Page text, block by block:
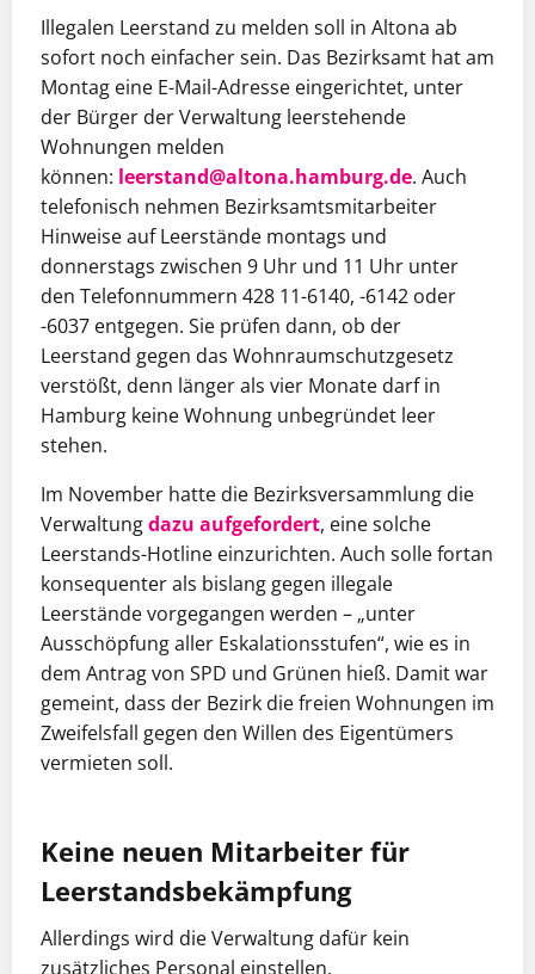
Illegalen Leerstand zu melden soll in Altona ab
sofort noch einfacher sein. Das Bezirksamt hat am
Montag eine E-Mail-Adresse eingerichtet, unter
der Bürger der Verwaltung leerstehende
Wohnungen melden
können: leerstand@altona.hamburg.de. Auch
telefonisch nehmen Bezirksamtsmitarbeiter
Hinweise auf Leerstände montags und
donnerstags zwischen 9 Uhr und 11 Uhr unter
den Telefonnummern 428 11-6140, -6142 oder
-6037 entgegen. Sie prüfen dann, ob der
Leerstand gegen das Wohnraumschutzgesetz
verstößt, denn länger als vier Monate darf in
Hamburg keine Wohnung unbegründet leer
stehen.
Im November hatte die Bezirksversammlung die
Verwaltungdazu aufgefordert, eine solche
Leerstands-Hotline einzurichten. Auch solle fortan
konsequenter als bislang gegen illegale
Leerstände vorgegangen werden – „unter
Ausschöpfung aller Eskalationsstufen“, wie es in
dem Antrag von SPD und Grünen hieß. Damit war
gemeint, dass der Bezirk die freien Wohnungen im
Zweifelsfall gegen den Willen des Eigentümers
vermieten soll.
Keine neuen Mitarbeiter für
Leerstandsbekämpfung
Allerdings wird die Verwaltung dafür kein
zusätzliches Personal einstellen,